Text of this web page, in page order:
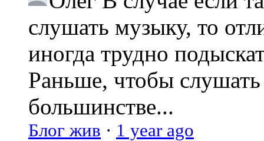
слушать музыку, то
иногда трудно
Раньше, чтобы слушать
большинстве...
Блог жив · 1 year ago